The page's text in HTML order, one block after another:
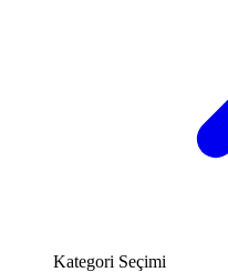
Kategori Seçimi